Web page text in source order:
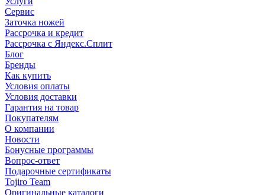
Сервис
Заточка ножей
Рассрочка и кредит
Рассрочка с Яндекс.Сплит
Блог
Бренды
Как купить
Условия оплаты
Условия доставки
Гарантия на товар
Покупателям
О компании
Новости
Бонусные программы
Вопрос-ответ
Подарочные сертификаты
Tojiro Team
Оригинальные каталоги